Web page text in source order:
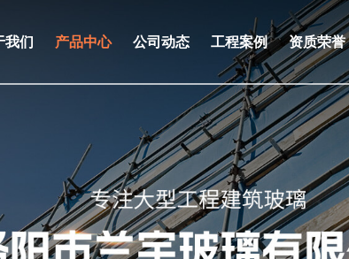
我们 产品中心 公司动态 工程案例 资质荣誉